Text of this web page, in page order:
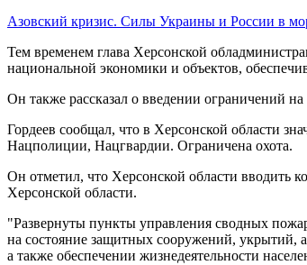
Азовский кризис. Силы Украины и России в
Тем временем глава Херсонской
национальной экономики и объектов,
Он также рассказал о введении ограничений
Гордеев сообщал, что в Херсонской области
Нацполиции, Нацгвардии. Ограничена охота.
Он отметил, что Херсонской области вводить
Херсонской области.
"Развернуты пункты управления сводных
на состояние защитных сооружений, укрытий,
а также обеспечении жизнедеятельности